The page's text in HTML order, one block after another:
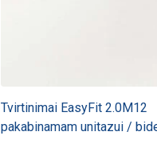
Tvirtinimai EasyFit 2.0M12
pakabinamam unitazui /